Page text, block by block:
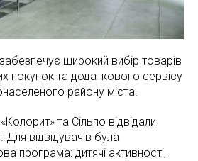
широкий вибір товарів
покупок та додаткового сервісу
району міста.
та Сільпо відвідали
відвідувачів була
програма: дитячі активності,